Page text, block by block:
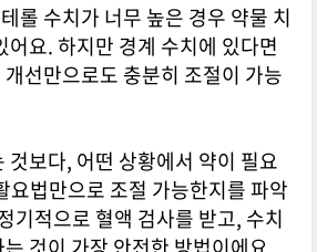
롤 수치가 너무 높은 경우 약물 치
어요. 하지만 경계 수치에 있다면
선만으로도 충분히 조절이 가능
것보다, 어떤 상황에서 약이 필요
요법만으로 조절 가능한지를 파악
기적으로 혈액 검사를 받고, 수치